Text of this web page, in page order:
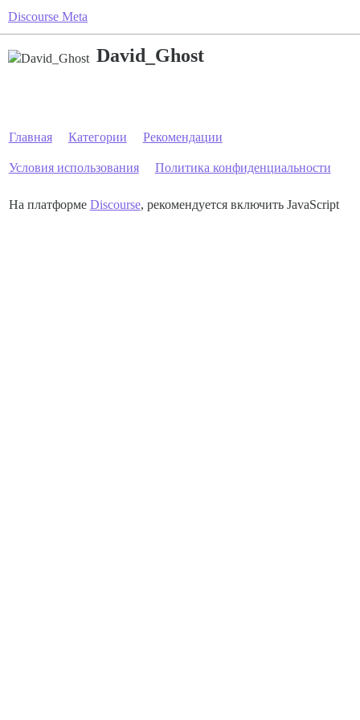
Discourse Meta
David_Ghost
Главная Категории Рекомендации
Условия использования Политика конфиденциальности
На платформе Discourse, рекомендуется включить JavaScript